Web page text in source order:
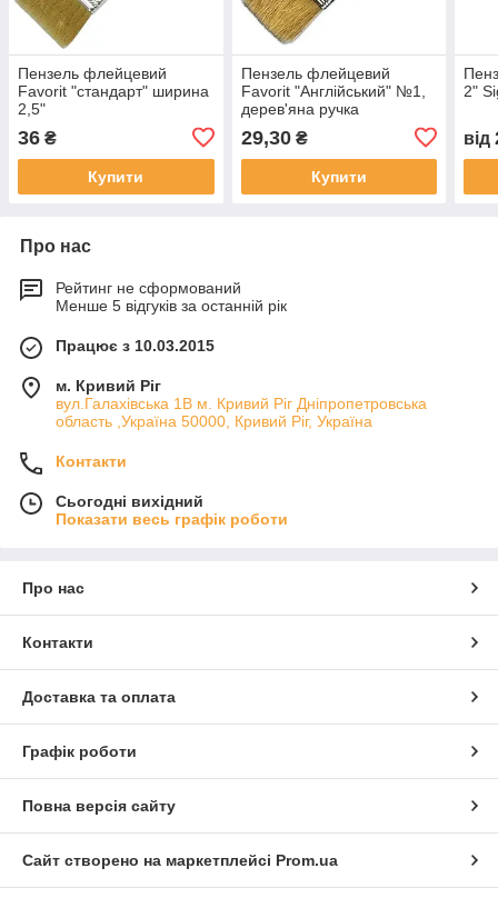
Пензель флейцевий
Favorit "стандарт" ширина
2,5"
36 ₴
Купити
Пензель флейцевий
Favorit "Англійський" №1,
дерев'яна ручка
29,30₴
Купити
2"
від
Про нас
Рейтинг не сформований
Менше 5 відгуків за останній рік
Працює з 10.03.2015
м. Кривий Ріг
вул.Галахівська 1В м. Кривий Ріг Дніпропетровська
область ,Україна 50000, Кривий Ріг, Україна
Контакти
Сьогодні вихідний
Показати весь графік роботи
Про нас
Контакти
Доставка та оплата
Графік роботи
Повна версія сайту
Сайт створено на маркетплейсі Prom.ua